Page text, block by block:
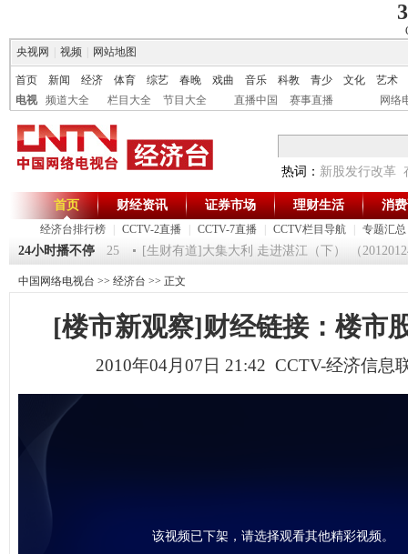
央视网
视频 网站地图
首页 新闻 经济 体育 综艺 春晚 戏曲 音乐 科教 青少 文化
艺术
电视
频道大全 栏目大全 节目大全 直播中国 赛事直播 网络
热词： 新股发行改革
首页
经济台排行榜 CCTV-2直播 CCTV-7直播 CCTV栏目导航 专题汇总
财经资讯 证券市场 理财生活 消
24小时播不停
一时间》 20120125 [生财有道]大集大利 走进湛江（下） （
中国网络电视台 >> 经济台 >> 正文
[楼市新观察]财经链接：楼市
2010年04月07日 21:42 CCTV-经济信息
该视频已下架，请选择观看其他精彩视频。